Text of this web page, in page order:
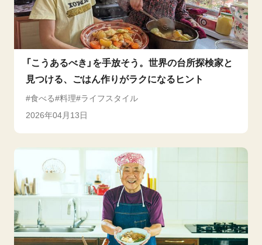
「こうあるべき」を手放そう。世界の台所探検家と
見つける、ごはん作りがラクになるヒント
食べる 料理
ライフスタイル
2026年04月13日